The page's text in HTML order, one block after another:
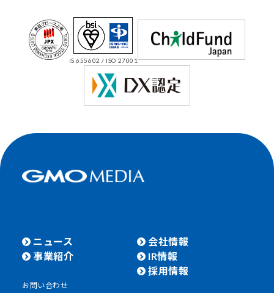
IS 655602 / ISO 27001
ニュース
事業紹介
会社情報
IR情報
採用情報
お問い合わせ